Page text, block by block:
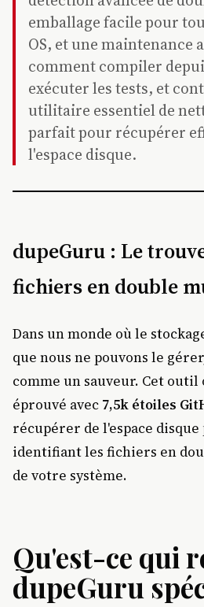
emballage facile pour
OS, et une maintenance
comment compiler
exécuter les tests, et
utilitaire essentiel de
parfait pour récupérer
l'espace disque.
dupeGuru : Le
fichiers en double
Dans un monde où le
que nous ne pouvons le
comme un sauveur. Cet outil
éprouvé avec 7,5k étoiles
récupérer de l'espace
identifiant les fichiers en
de votre système.
Qu'est-ce qui
dupeGuru